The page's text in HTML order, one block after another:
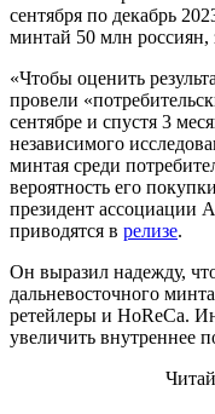
сентября по декабрь
минтай 50 млн россиян,
«Чтобы оценить
провели
сентябре и спустя 3
независимого
минтая среди
вероятность его
президент ассоциации
приводятся в релизе.
Он выразил надежду,
дальневосточного
ретейлеры и HoReCa.
увеличить внутреннее